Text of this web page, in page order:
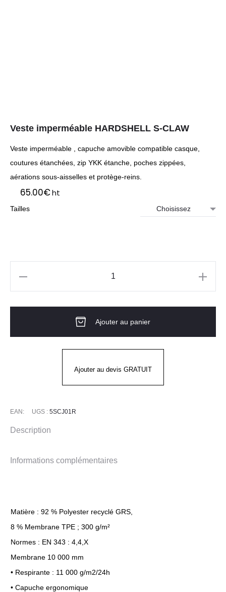
Veste imperméable HARDSHELL S-CLAW
Veste imperméable , capuche amovible compatible casque,
coutures étanchées, zip YKK étanche, poches zippées,
aérations sous-aisselles et protège-reins.
65.00€ht
Tailles
HARDSHELL
Ajouter au panier
Ajouter au devis GRATUIT
EAN: UGS : 5SCJ01R
Description
Informations complémentaires
Matière : 92 % Polyester recyclé GRS,
8 % Membrane TPE ; 300 g/m²
Normes : EN 343 : 4,4,X
Membrane 10 000 mm
• Respirante : 11 000 g/m2/24h
• Capuche ergonomique